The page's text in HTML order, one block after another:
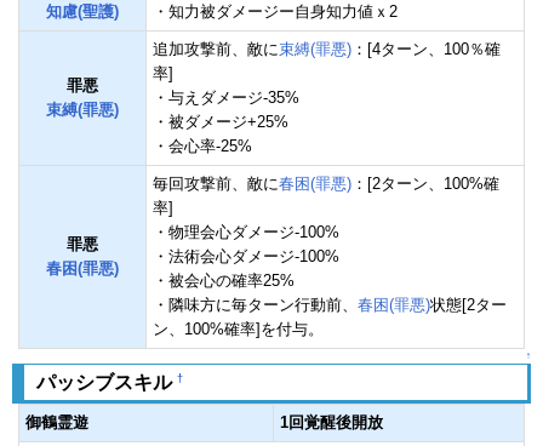
知慮(聖護)
・知力被ダメージー自身知力値ｘ2
罪悪
束縛(罪悪)
追加攻撃前、敵に束縛(罪悪) ：[4ターン、100％確
率]
・与えダメージ-35%
・被ダメージ+25%
・会心率-25%
罪悪
春困(罪悪)
毎回攻撃前、敵に春困(罪悪) ：[2ターン、100%確
率]
・物理会心ダメージ-100%
・法術会心ダメージ-100%
・被会心の確率25%
・隣味方に毎ターン行動前、 春困(罪悪)状態[2ター
ン、100%確率]を付与。
↑
パッシブスキル †
御鶴霊遊 1回覚醒後開放